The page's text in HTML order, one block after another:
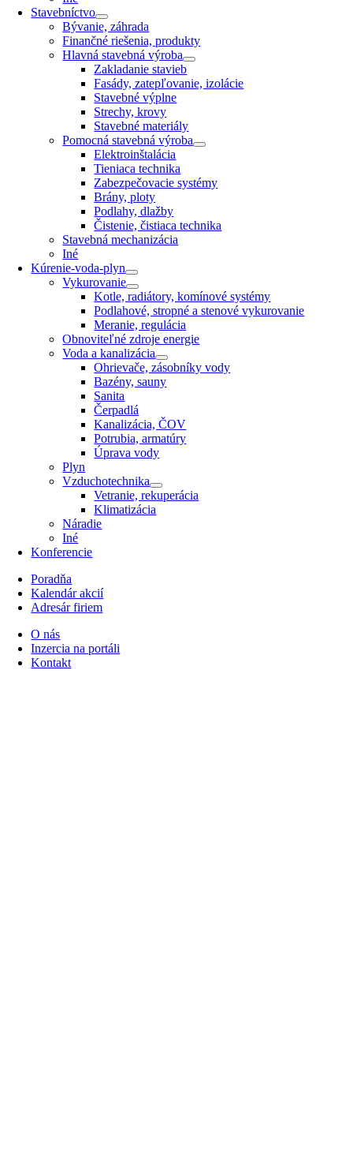
Stavebníctvo
Bývanie, záhrada
Finančné riešenia, produkty
Hlavná stavebná výroba
Zakladanie stavieb
Fasády, zatepľovanie, izolácie
Stavebné výplne
Strechy, krovy
Stavebné materiály
Pomocná stavebná výroba
Elektroinštalácia
Tieniaca technika
Zabezpečovacie systémy
Brány, ploty
Podlahy, dlažby
Čistenie, čistiaca technika
Stavebná mechanizácia
Iné
Kúrenie-voda-plyn
Vykurovanie
Kotle, radiátory, komínové systémy
Podlahové, stropné a stenové vykurovanie
Meranie, regulácia
Obnoviteľné zdroje energie
Voda a kanalizácia
Ohrievače, zásobníky vody
Bazény, sauny
Sanita
Čerpadlá
Kanalizácia, ČOV
Potrubia, armatúry
Úprava vody
Plyn
Vzduchotechnika
Vetranie, rekuperácia
Klimatizácia
Náradie
Iné
Konferencie
Poradňa
Kalendár akcií
Adresár firiem
O nás
Inzercia na portáli
Kontakt